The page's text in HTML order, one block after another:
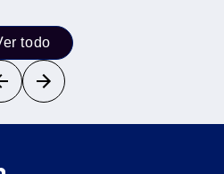
todo